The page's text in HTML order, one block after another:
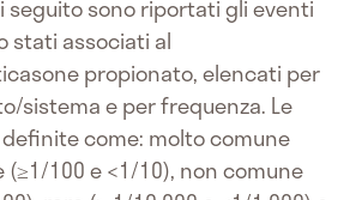
seguito sono riportati gli eventi
stati associati al
propionato, elencati per
sistema e per frequenza. Le
come: molto comune
(≥1/100 e <1/10), non comune